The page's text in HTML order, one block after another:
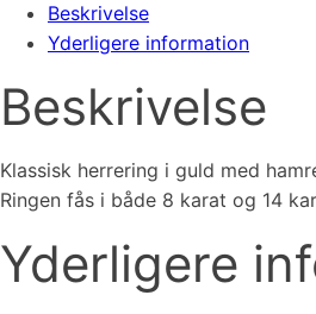
Beskrivelse
Yderligere information
Beskrivelse
Klassisk herrering i guld med
Ringen fås i både 8 karat og 14
Yderligere